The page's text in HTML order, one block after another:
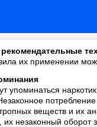
их применении
упоминаться
потребление
веществ и их
их незаконный оборот
Юшин